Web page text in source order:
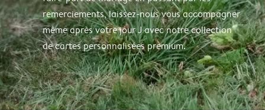
remerciements, laissez-nous vous accompagner
même après votre jour J avec notre collection
de cartes personnalisées premium.